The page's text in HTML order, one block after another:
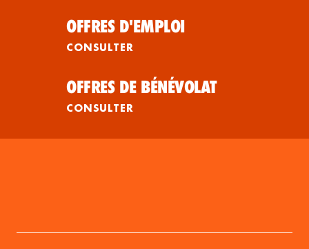
OFFRES D'EMPLOI
CONSULTER
OFFRES DE BÉNÉVOLAT
CONSULTER